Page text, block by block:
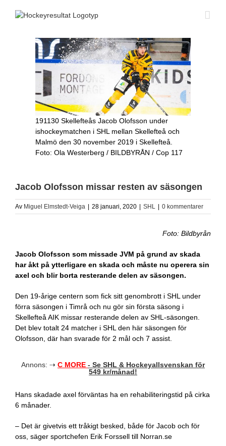
191130 Skellefteås Jacob Olofsson under
ishockeymatchen i SHL mellan Skellefteå och
Malmö den 30 november 2019 i Skellefteå.
Foto: Ola Westerberg / BILDBYRÅN / Cop 117
Jacob Olofsson missar resten av säsongen
Av Miguel Elmstedt-Veiga 28 januari, 2020 SHL 0 kommentarer
Foto: Bildbyrån
Jacob Olofsson som missade JVM på grund av skada
har åkt på ytterligare en skada och måste nu operera sin
axel och blir borta resterande delen av säsongen.
Den 19-årige centern som fick sitt genombrott i SHL under
förra säsongen i Timrå och nu gör sin första säsong i
Skellefteå AIK missar resterande delen av SHL-säsongen.
Det blev totalt 24 matcher i SHL den här säsongen för
Olofsson, där han svarade för 2 mål och 7 assist.
Annons: ⇢ C MORE - Se SHL & Hockeyallsvenskan för
549 kr/månad!
Hans skadade axel förväntas ha en rehabiliteringstid på cirka
6 månader.
– Det är givetvis ett tråkigt besked, både för Jacob och för
oss, säger sportchefen Erik Forssell till Norran.se